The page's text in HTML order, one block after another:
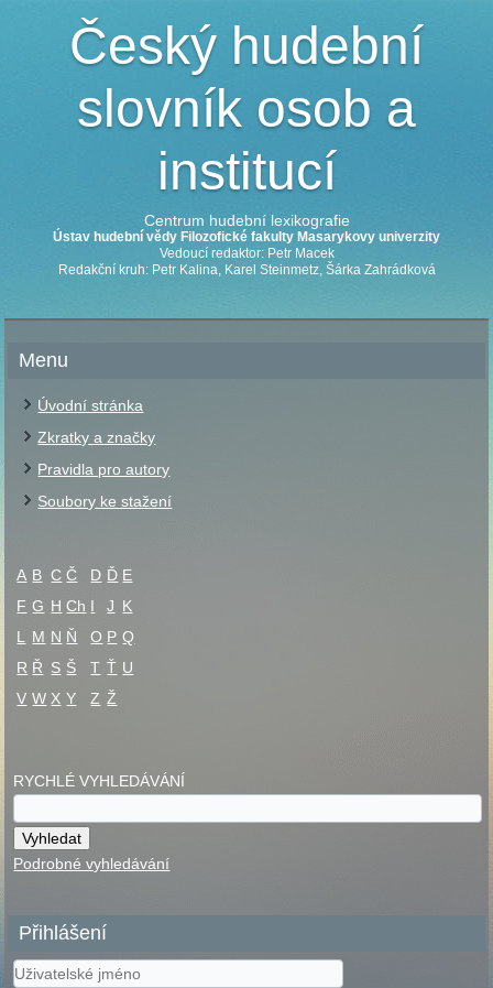
Český hudební
slovník osob a
institucí
Centrum hudební lexikografie
Ústav hudební vědy Filozofické fakulty Masarykovy univerzity
Vedoucí redaktor: Petr Macek
Redakční kruh: Petr Kalina, Karel Steinmetz, Šárka Zahrádková
Menu
Úvodní stránka
Zkratky a značky
Pravidla pro autory
Soubory ke stažení
A B C Č D Ď E
F G H Ch I J K
L
M N Ň O P Q
R Ř S Š T Ť U
V W X Y Z Ž
RYCHLÉ VYHLEDÁVÁNÍ
Podrobné vyhledávání
Přihlášení